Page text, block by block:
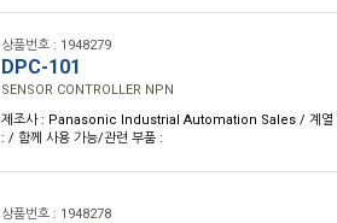
상품번호 : 1948279
DPC-101
SENSOR CONTROLLER NPN
제조사 : Panasonic Industrial Automation Sales / 계열
: / 함께 사용 가능/관련 부품 :
상품번호 : 1948278